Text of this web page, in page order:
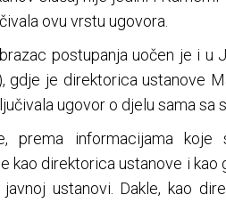
ovu vrstu ugovora.
postupanja uočen je i u
gdje je direktorica ustanove
ugovor o djelu sama sa
prema informacijama koje
kao direktorica ustanove i
ustanovi. Dakle, kao